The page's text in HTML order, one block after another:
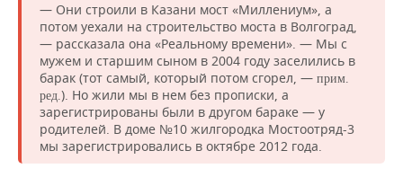
— Они строили в Казани мост «Миллениум», а
потом уехали на строительство моста в Волгоград,
— рассказала она «Реальному времени». — Мы с
мужем и старшим сыном в 2004 году заселились в
барак (тот самый, который потом сгорел, — прим.
ред.). Но жили мы в нем без прописки, а
зарегистрированы были в другом бараке — у
родителей. В доме №10 жилгородка Мостоотряд-3
мы зарегистрировались в октябре 2012 года.